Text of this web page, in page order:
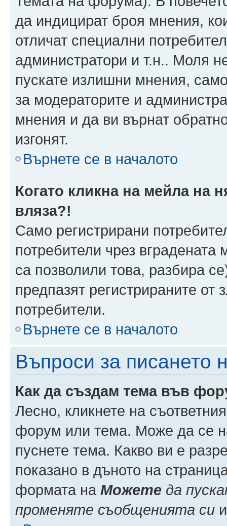
да индицират броя мнения,
отличат специални
администратори и т.н.. Моля
пускате излишни мнения,
за модераторите и
мнения и да ви върнат
изгонят.
Върнете се в началото
Когато кликна на мейла на
вляза?!
Само регистрирани
потребители чрез
са позволили това, разбира
предпазят регистрираните от
потребители.
Върнете се в началото
Въпроси за писането
Как да създам тема във
Лесно, кликнете на
форум или тема. Може да се
пуснете тема. Какво ви е
показано в дъното на
формата на Можете да
променяте съобщенията си